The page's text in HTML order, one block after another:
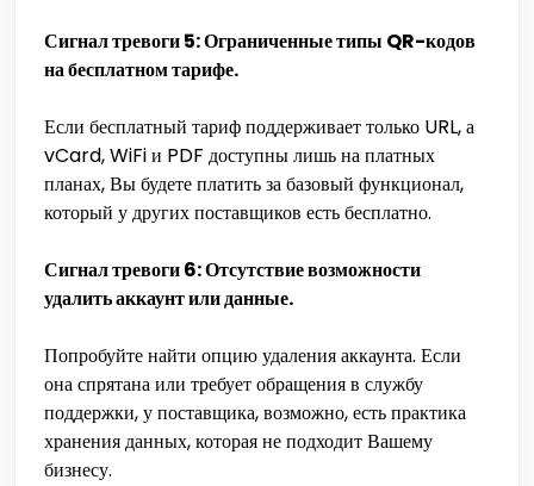
Сигнал тревоги 5: Ограниченные типы QR-кодов
на бесплатном тарифе.
Если бесплатный тариф поддерживает только URL, а
vCard, WiFi и PDF доступны лишь на платных
планах, Вы будете платить за базовый функционал,
который у других поставщиков есть бесплатно.
Сигнал тревоги 6: Отсутствие возможности
удалить аккаунт или данные.
Попробуйте найти опцию удаления аккаунта. Если
она спрятана или требует обращения в службу
поддержки, у поставщика, возможно, есть практика
хранения данных, которая не подходит Вашему
бизнесу.